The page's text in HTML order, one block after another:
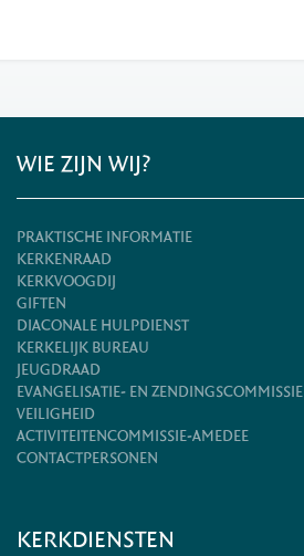
WIE ZIJN WIJ?
PRAKTISCHE INFORMATIE
KERKENRAAD
KERKVOOGDIJ
GIFTEN
DIACONALE HULPDIENST
KERKELIJK BUREAU
JEUGDRAAD
EVANGELISATIE- EN ZENDINGSCOMMISSIE
VEILIGHEID
ACTIVITEITENCOMMISSIE-AMEDEE
CONTACTPERSONEN
KERKDIENSTEN